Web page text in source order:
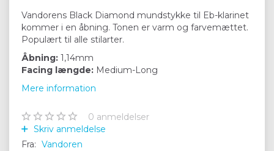
Vandorens Black Diamond mundstykke til Eb-klarinet
kommer i en åbning. Tonen er varm og farvemættet.
Populært til alle stilarter.
Åbning: 1,14mm
Facing længde: Medium-Long
Mere information
0 anmeldelser
Skriv anmeldelse
Fra: Vandoren